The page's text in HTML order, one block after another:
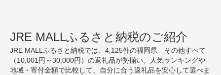
JRE MALLふるさと納税のご紹介
JRE MALLふるさと納税では、4,125件の福岡県 その他すべて
（10,001円～30,000円）の返礼品が勢揃い。人気ランキングや
地域・寄付金額で比較して、自分に合う返礼品を安心して選べま